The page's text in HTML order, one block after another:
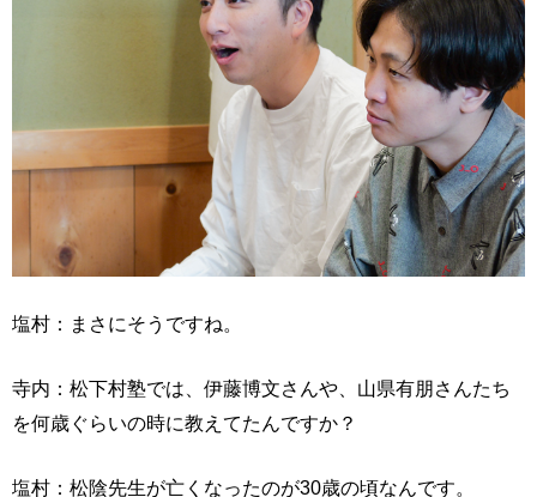
塩村：まさにそうですね。
寺内：松下村塾では、伊藤博文さんや、山県有朋さんたち
を何歳ぐらいの時に教えてたんですか？
塩村：松陰先生が亡くなったのが30歳の頃なんです。